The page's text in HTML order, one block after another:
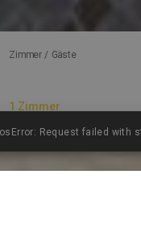
Zimmer / Gäste
Request failed with